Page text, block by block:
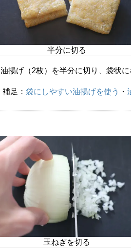
半分に切る
① 油揚げ（2枚）を半分に切り、袋状
補足： 袋にしやすい油揚げを使う ・
玉ねぎを切る